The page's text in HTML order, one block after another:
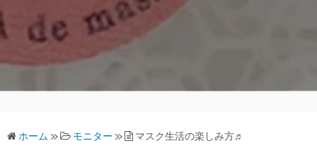
ホーム » モニター » マスク生活の楽しみ方♬